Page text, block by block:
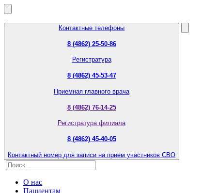
Контактные телефоны
8 (4862) 25-50-86
Регистратура
8 (4862) 45-53-47
Приемная главного врача
8 (4862) 76-14-25
Регистратура филиала
8 (4862) 45-40-05
Контактный номер для записи на прием участников СВО
О нас
Пациентам